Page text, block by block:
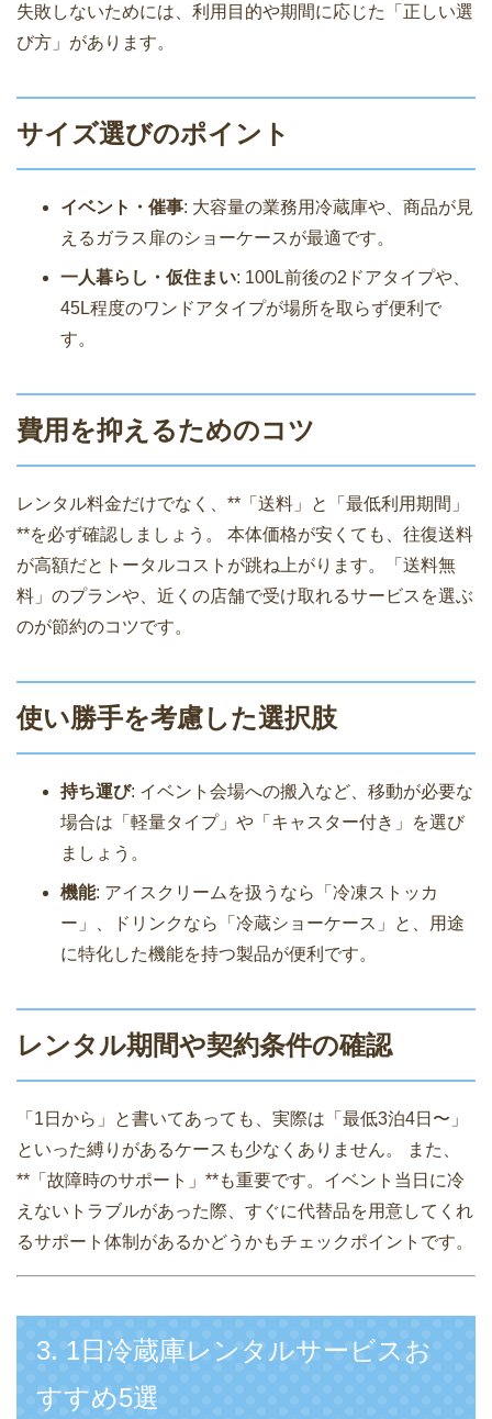
失敗しないためには、利用目的や期間に応じた「正しい選
び方」があります。
サイズ選びのポイント
イベント・催事: 大容量の業務用冷蔵庫や、商品が見
えるガラス扉のショーケースが最適です。
一人暮らし・仮住まい: 100L前後の2ドアタイプや、
45L程度のワンドアタイプが場所を取らず便利で
す。
費用を抑えるためのコツ
レンタル料金だけでなく、**「送料」と「最低利用期間」
**を必ず確認しましょう。 本体価格が安くても、往復送料
が高額だとトータルコストが跳ね上がります。「送料無
料」のプランや、近くの店舗で受け取れるサービスを選ぶ
のが節約のコツです。
使い勝手を考慮した選択肢
持ち運び: イベント会場への搬入など、移動が必要な
場合は「軽量タイプ」や「キャスター付き」を選び
ましょう。
機能: アイスクリームを扱うなら「冷凍ストッカ
ー」、ドリンクなら「冷蔵ショーケース」と、用途
に特化した機能を持つ製品が便利です。
レンタル期間や契約条件の確認
「1日から」と書いてあっても、実際は「最低3泊4日〜」
といった縛りがあるケースも少なくありません。 また、
**「故障時のサポート」**も重要です。イベント当日に冷
えないトラブルがあった際、すぐに代替品を用意してくれ
るサポート体制があるかどうかもチェックポイントです。
3. 1日冷蔵庫レンタルサービスお
すすめ5選